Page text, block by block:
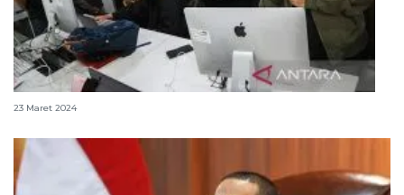
ANTARA gelar Nyantri Foto meriahkan Ramadhan
23 Maret 2024